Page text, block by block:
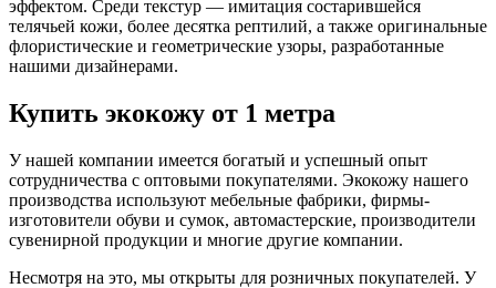
эффектом. Среди текстур — имитация состарившейся
телячьей кожи, более десятка рептилий, а также оригинальные
флористические и геометрические узоры, разработанные
нашими дизайнерами.
Купить экокожу от 1 метра
У нашей компании имеется богатый и успешный опыт
сотрудничества с оптовыми покупателями. Экокожу нашего
производства используют мебельные фабрики, фирмы-
изготовители обуви и сумок, автомастерские, производители
сувенирной продукции и многие другие компании.
Несмотря на это, мы открыты для розничных покупателей. У